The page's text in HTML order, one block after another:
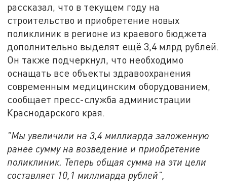
рассказал, что в текущем году на
строительство и приобретение новых
поликлиник в регионе из краевого бюджета
дополнительно выделят ещё 3,4 млрд рублей.
Он также подчеркнул, что необходимо
оснащать все объекты здравоохранения
современным медицинским оборудованием,
сообщает пресс-служба администрации
Краснодарского края.
"Мы увеличили на 3,4 миллиарда заложенную
ранее сумму на возведение и приобретение
поликлиник. Теперь общая сумма на эти цели
составляет 10,1 миллиарда рублей",